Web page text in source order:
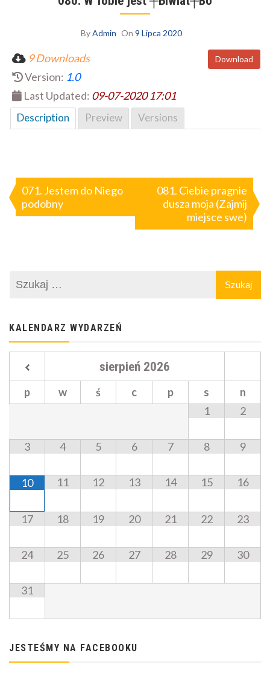
ByAdmin On 9 Lipca 2020
Download
9 Downloads
Version: 1.0
Last Updated: 09-07-2020 17:01
Description Preview Versions
wpisu
071. Jestem do Niego
podobny
081. Ciebie pragnie
dusza moja (Zajmij
miejsce swe)
KALENDARZ WYDARZEŃ
sierpień 2026
p w ś c p s
n
1
2
3 4 5 6 7 8 9
10 11 12 13 14 15 16
17 18 19 20 21 22 23
24 25 26 27 28 29 30
31
JESTEŚMY NA FACEBOOKU